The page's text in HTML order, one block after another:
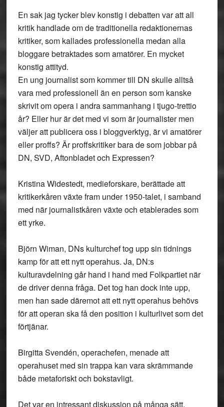
En sak jag tycker blev konstig i debatten var att all
kritik handlade om de traditionella redaktionernas
kritiker, som kallades professionella medan alla
bloggare betraktades som amatörer. En mycket
konstig attityd.
En ung journalist som kommer till DN skulle alltså
vara med professionell än en person som kanske
skrivit om opera i andra sammanhang i tjugo-trettio
år? Eller hur är det med vi som är journalister men
väljer att publicera oss i bloggverktyg, är vi amatörer
eller proffs? Är proffskritiker bara de som jobbar på
DN, SVD, Aftonbladet och Expressen?
Kristina Widestedt, medieforskare, berättade att
kritikerkåren växte fram under 1950-talet, i samband
med när journalistkåren växte och etablerades som
ett yrke.
Björn Wiman, DNs kulturchef tog upp sin tidnings
kamp för att ett nytt operahus. Ja, DN:s
kulturavdelning går hand i hand med Folkpartiet när
de driver denna fråga. Det tog han dock inte upp,
men han sade däremot att ett nytt operahus behövs
för att operan ska få den position i kulturlivet som det
förtjänar.
Birgitta Svendén, operachefen, menade att
operahuset med sin trappa kan vara skrämmande
både metaforiskt och bokstavligt.
Det var en intressant diskussion på många sätt,